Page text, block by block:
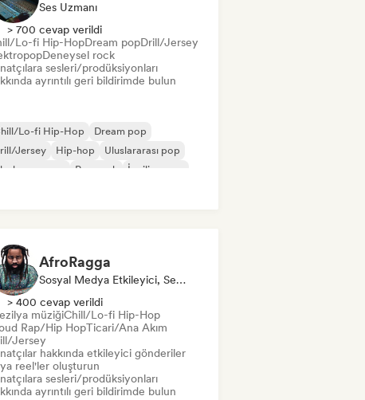
Ses Uzmanı
> 700 cevap verildi
Lo-fi Hip-HopDream popDrill/Jersey
Deneysel rock
sesleri/prodüksiyonları
ayrıntılı geri bildirimde bulun
Lo-fi Hip-Hop
Dream pop
Jersey
Hip-hop
Uluslararası pop
rap
Pop rock İngilizce rap
AfroRagga
Sosyal Medya Etkileyici, Ses Uzmanı
> 400 cevap verildi
müziğiChill/Lo-fi Hip-Hop
Rap/Hip HopTicari/Ana Akım
Jersey
hakkında etkileyici gönderiler
reel'ler oluşturun
sesleri/prodüksiyonları
ayrıntılı geri bildirimde bulun